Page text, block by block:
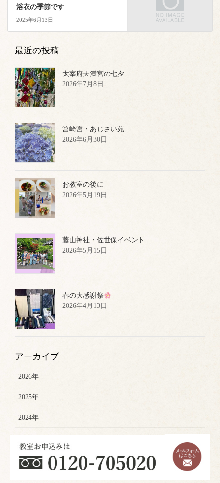
浴衣の季節です
2025年6月13日
最近の投稿
太宰府天満宮の七夕
2026年7月8日
筥崎宮・あじさい苑
2026年6月30日
お教室の後に
2026年5月19日
藤山神社・佐世保イベント
2026年5月15日
春の大感謝祭
2026年4月13日
アーカイブ
2026年
2025年
2024年